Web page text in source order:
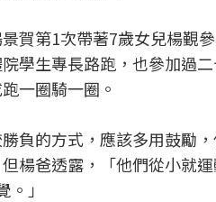
賀第1次帶著7歲女兒楊覲參
學生專長路跑，也參加過
一圈騎一圈。
負的方式，應該多用鼓勵
楊爸透露，「他們從小就運
」